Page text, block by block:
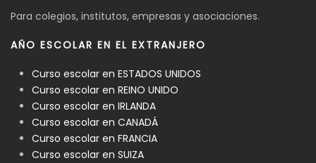
Para colegios, institutos, empresas y asociaciones.
AÑO ESCOLAR EN EL EXTRANJERO
Curso escolar en ESTADOS UNIDOS
Curso escolar en REINO UNIDO
Curso escolar en IRLANDA
Curso escolar en CANADÁ
Curso escolar en FRANCIA
Curso escolar en SUIZA